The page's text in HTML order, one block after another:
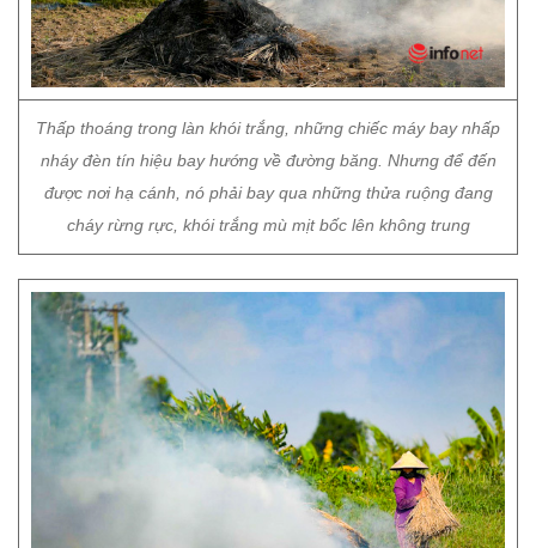
Thấp thoáng trong làn khói trắng, những chiếc máy bay nhấp
nháy đèn tín hiệu bay hướng về đường băng. Nhưng để đến
được nơi hạ cánh, nó phải bay qua những thửa ruộng đang
cháy rừng rực, khói trắng mù mịt bốc lên không trung